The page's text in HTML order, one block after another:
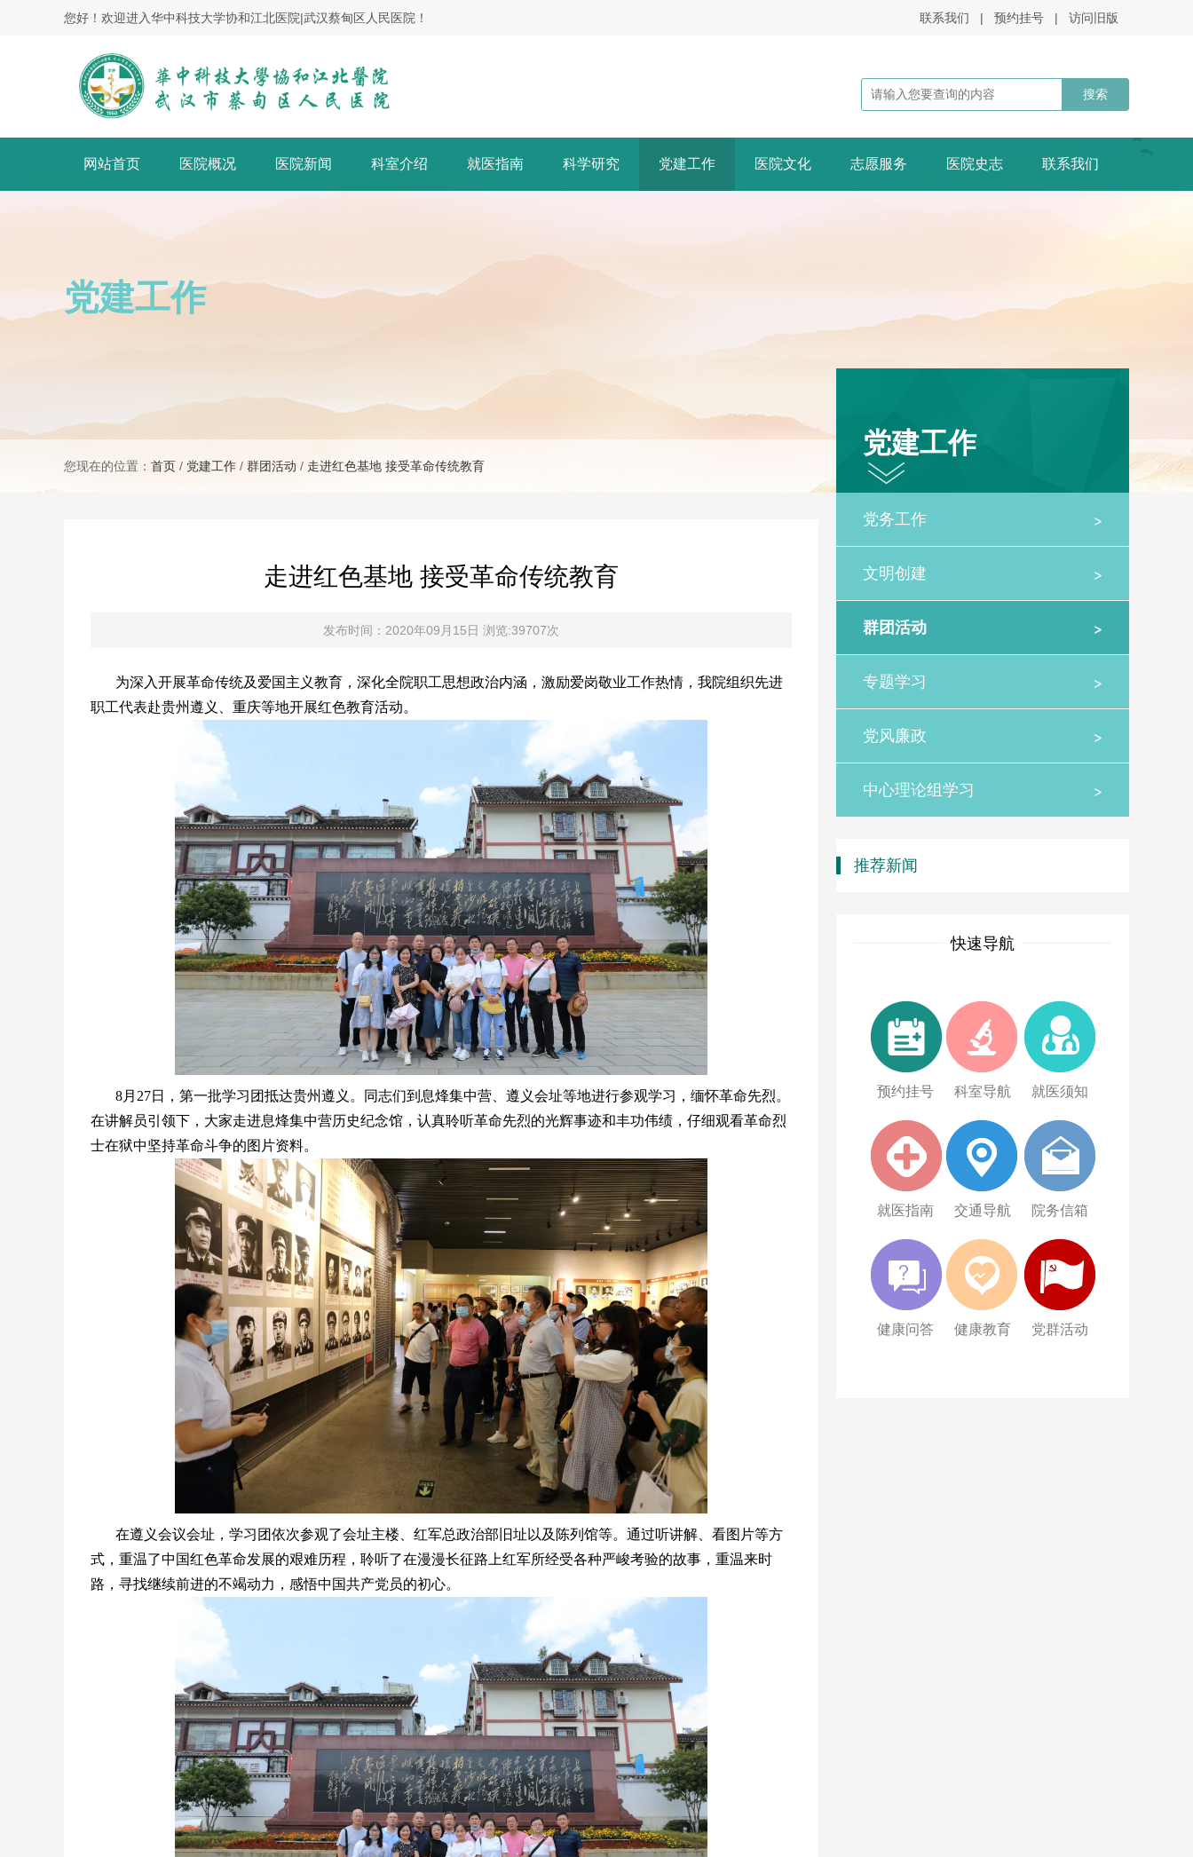
您好！欢迎进入华中科技大学协和江北医院|武汉蔡甸区人民医院！ 联系我们 | 预约挂号 | 访问旧版
网站首页 医院概况 医院新闻 科室介绍 就医指南 科学研究 党建工作 医院文化 志愿服务 医院史志 联系我们
党建工作
您现在的位置： 首页 / 党建工作 / 群团活动 / 走进红色基地 接受革命传统教育
党建工作
>
党务工作
>
文明创建
>
群团活动
>
专题学习
>
党风廉政
>
中心理论组学习
推荐新闻
快速导航
预约挂号 科室导航 就医须知
就医指南 交通导航 院务信箱
健康问答 健康教育 党群活动
走进红色基地 接受革命传统教育
发布时间：2020年09月15日 浏览:39707次
为深入开展革命传统及爱国主义教育，深化全院职工思想政治内涵，激励爱岗敬业工作热情，我院组织先进
职工代表赴贵州遵义、重庆等地开展红色教育活动。
8月27日，第一批学习团抵达贵州遵义。同志们到息烽集中营、遵义会址等地进行参观学习，缅怀革命先烈。
在讲解员引领下，大家走进息烽集中营历史纪念馆，认真聆听革命先烈的光辉事迹和丰功伟绩，仔细观看革命烈
士在狱中坚持革命斗争的图片资料。
在遵义会议会址，学习团依次参观了会址主楼、红军总政治部旧址以及陈列馆等。通过听讲解、看图片等方
式，重温了中国红色革命发展的艰难历程，聆听了在漫漫长征路上红军所经受各种严峻考验的故事，重温来时
路，寻找继续前进的不竭动力，感悟中国共产党员的初心。